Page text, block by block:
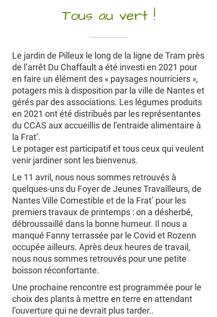
Tous au vert !
Le jardin de Pilleux le long de la ligne de Tram près
de l’arrêt Du Chaffault a été investi en 2021 pour
en faire un élément des « paysages nourriciers »,
potagers mis à disposition par la ville de Nantes et
gérés par des associations. Les légumes produits
en 2021 ont été distribués par les représentantes
du CCAS aux accueillis de l’entraide alimentaire à
la Frat’.
Le potager est participatif et tous ceux qui veulent
venir jardiner sont les bienvenus.
Le 11 avril, nous nous sommes retrouvés à
quelques-uns du Foyer de Jeunes Travailleurs, de
Nantes Ville Comestible et de la Frat’ pour les
premiers travaux de printemps : on a désherbé,
débroussaillé dans la bonne humeur. Il nous a
manqué Fanny terrassée par le Covid et Rozenn
occupée ailleurs. Après deux heures de travail,
nous nous sommes retrouvés pour une petite
boisson réconfortante.
Une prochaine rencontre est programmée pour le
choix des plants à mettre en terre en attendant
l’ouverture qui ne devrait plus tarder..